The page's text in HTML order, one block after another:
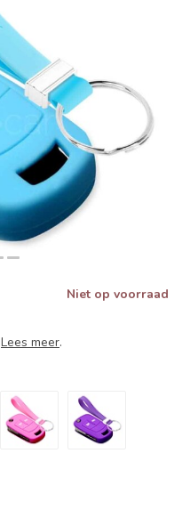
Niet op voorraad
Lees meer.